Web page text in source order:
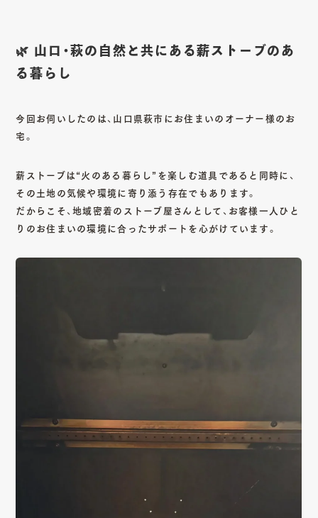
🌿 山口・萩の自然と共にある薪ストーブのあ
る暮らし
今回お伺いしたのは、山口県萩市にお住まいのオーナー様のお
宅。
薪ストーブは“火のある暮らし”を楽しむ道具であると同時に、
その土地の気候や環境に寄り添う存在でもあります。
だからこそ、地域密着のストーブ屋さんとして、お客様一人ひと
りのお住まいの環境に合ったサポートを心がけています。